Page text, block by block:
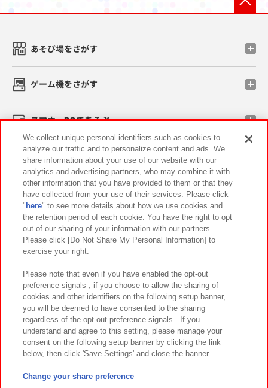
あそび場をさがす
ゲーム機をさがす
スマホ・PCであそぶ
イベント・キャンペーン
関連会社 サステナビリティ サイトポリシー
プライバシーポリシー ウェブアクセシビリティ方針と検証結果
お取引先さまとともに
カスタマーハラスメント対応方針 よくあるご質問・お問い合わせ
©Bandai Namco Amusement Inc.
©Bandai Namco Amusement Lab Inc.
We collect unique personal identifiers such as cookies to
analyze our traffic and to personalize content and ads. We
share information about your use of our website with our
analytics and advertising partners, who may combine it with
other information that you have provided to them or that they
have collected from your use of their services. Please click
" here" to see more details about how we use cookies and
the retention period of each cookie. You have the right to opt
out of our sharing of your information with our partners.
Please click [Do Not Share My Personal Information] to
exercise your right.
Please note that even if you have enabled the opt-out
preference signals , if you choose to allow the sharing of
cookies and other identifiers on the following setup banner,
you will be deemed to have consented to the sharing
regardless of the opt-out preference signals . If you
understand and agree to this setting, please manage your
consent on the following setup banner by clicking the link
below, then click 'Save Settings' and close the banner.
Change your share preference